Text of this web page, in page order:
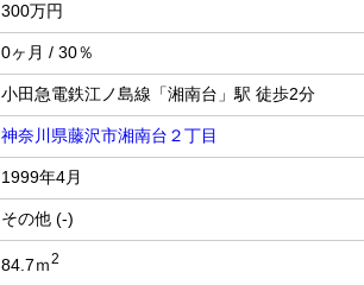
300万円
0ヶ月 / 30％
小田急電鉄江ノ島線「湘南台」駅 徒歩2分
神奈川県藤沢市湘南台２丁目
1999年4月
その他 (-)
84.7ｍ2